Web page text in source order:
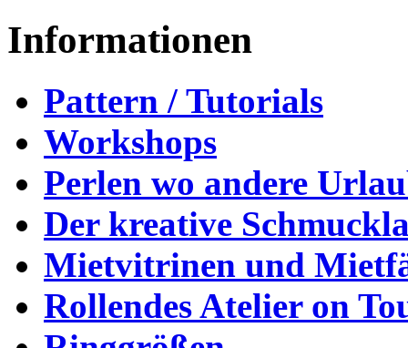
Informationen
Pattern / Tutorials
Workshops
Perlen wo andere
Der kreative
Mietvitrinen und
Rollendes Atelier on